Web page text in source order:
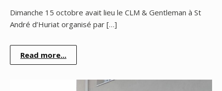
Dimanche 15 octobre avait lieu le CLM & Gentleman à St
André d’Huriat organisé par […]
Read more...